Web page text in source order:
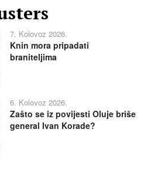
7. Kolovoz 2026.
Knin mora pripadati
braniteljima
6. Kolovoz 2026.
Zašto se iz povijesti Oluje briše
general Ivan Korade?